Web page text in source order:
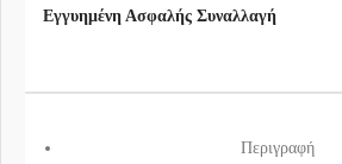
Εγγυημένη Ασφαλής Συναλλαγή
Περιγραφή